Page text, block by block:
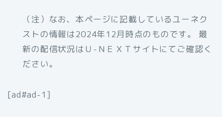
（注）なお、本ページに記載しているユーネク
ストの情報は2024年12月時点のものです。 最
新の配信状況はＵ-ＮＥＸＴサイトにてご確認く
ださい。
[ad#ad-1]